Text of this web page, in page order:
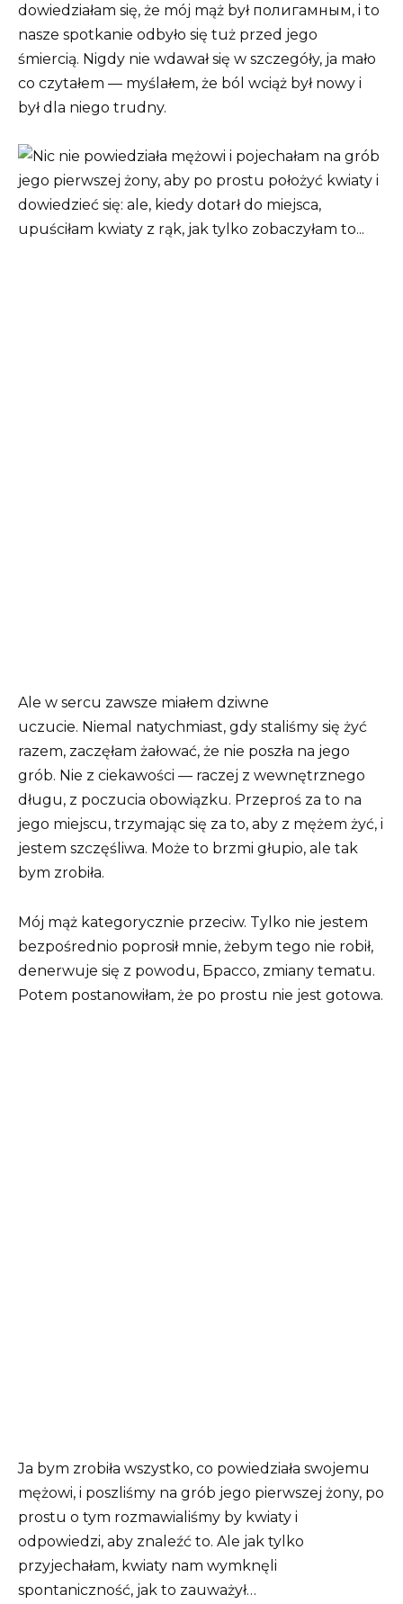
dowiedziałam się, że mój mąż był полигамным, i to
nasze spotkanie odbyło się tuż przed jego
śmiercią. Nigdy nie wdawał się w szczegóły, ja mało
co czytałem — myślałem, że ból wciąż był nowy i
był dla niego trudny.
Ale w sercu zawsze miałem dziwne
uczucie. Niemal natychmiast, gdy staliśmy się żyć
razem, zaczęłam żałować, że nie poszła na jego
grób. Nie z ciekawości — raczej z wewnętrznego
długu, z poczucia obowiązku. Przeproś za to na
jego miejscu, trzymając się za to, aby z mężem żyć, i
jestem szczęśliwa. Może to brzmi głupio, ale tak
bym zrobiła.
Mój mąż kategorycznie przeciw. Tylko nie jestem
bezpośrednio poprosił mnie, żebym tego nie robił,
denerwuje się z powodu, Брассо, zmiany tematu.
Potem postanowiłam, że po prostu nie jest gotowa.
Ja bym zrobiła wszystko, co powiedziała swojemu
mężowi, i poszliśmy na grób jego pierwszej żony, po
prostu o tym rozmawialiśmy by kwiaty i
odpowiedzi, aby znaleźć to. Ale jak tylko
przyjechałam, kwiaty nam wymknęli
spontaniczność, jak to zauważył…